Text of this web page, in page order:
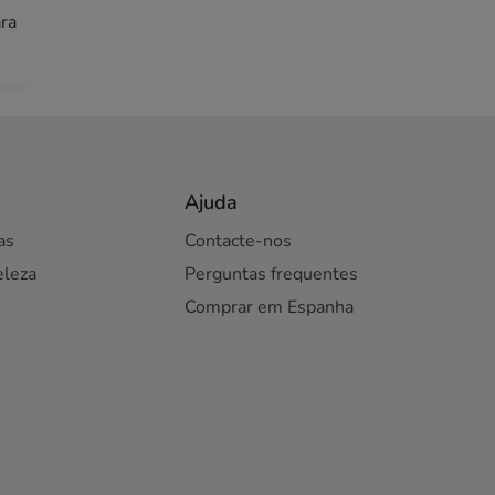
Ajuda
Contacte-nos
Perguntas frequentes
Comprar em Espanha